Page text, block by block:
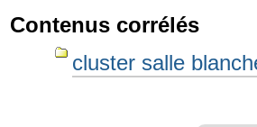
Contenus corrélés
cluster salle